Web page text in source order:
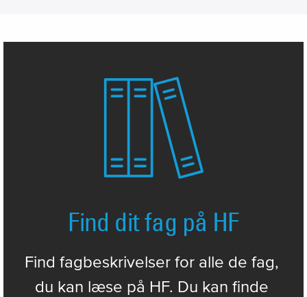
Find dit fag på HF
Find fagbeskrivelser for alle de fag,
du kan læse på HF. Du kan finde